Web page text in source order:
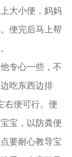
大小便，妈妈
便完后马上帮
专心一些，不
吃东西边排
右便可行。便
宝，以防粪便
要耐心教导宝